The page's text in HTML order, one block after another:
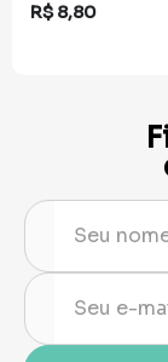
R$ 8,80